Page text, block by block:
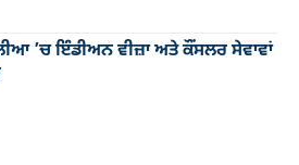
’ਚ ਇੰਡੀਅਨ ਵੀਜ਼ਾ ਅਤੇ ਕੌਂਸਲਰ ਸੇਵਾਵਾਂ